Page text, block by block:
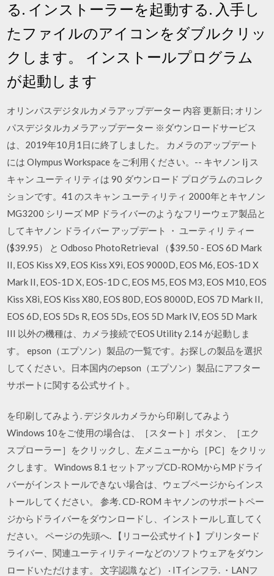
る. インストーラーを起動する. 入手し
たファイルのアイコンをダブルクリッ
クします。 インストールプログラム
が起動します
オリンパスデジタルカメラアップデーター 内容 更新日; オリン
パスデジタルカメラアップデーター ※ダウンロードサービス
は、2019年10月1日に終了しました。 カメラのアップデート
には Olympus Workspace をご利用ください。-- キヤノン Ij ス
キャン ユーティリティは 90 ダウンロード プログラムのコレク
ションです。41 のスキャン ユーティリティ 2000年とキヤノン
MG3200 シリーズ MP ドライバーのようなフリーウェア製品と
してキヤノン ドライバー アップデート ・ ユーティリ ティー
($39.95） と Odboso PhotoRetrieval （$39.50 - EOS 6D Mark
II, EOS Kiss X9, EOS Kiss X9i, EOS 9000D, EOS M6, EOS-1D X
Mark II, EOS-1D X, EOS-1D C, EOS M5, EOS M3, EOS M10, EOS
Kiss X8i, EOS Kiss X80, EOS 80D, EOS 8000D, EOS 7D Mark II,
EOS 6D, EOS 5Ds R, EOS 5Ds, EOS 5D Mark IV, EOS 5D Mark
III 以外の機種は、カメラ接続でEOS Utility 2.14 が起動しま
す。 epson（エプソン）製品の一覧です。お探しの製品を選択
してください。日本国内のepson（エプソン）製品にアフター
サポートに関する公式サイト。
を印刷してみよう. デジタルカメラから印刷してみよう
Windows 10をご使用の場合は、［スタート］ボタン、［エク
スプローラー］をクリックし、左メニューから［PC］をクリッ
クします。 Windows 8.1 セットアップCD-ROMからMPドライ
バーがインストールできない場合は、ウェブページからインス
トールしてください。 参考. CD-ROM キヤノンのサポートペー
ジからドライバーをダウンロードし、インストールし直してく
ださい。 ページの先頭へ. 【リコー公式サイト】プリンタード
ライバー、関連ユーティリティーなどのソフトウェアをダウン
ロードいただけます。 文字認識 など） · ITインフラ. ・LANフ